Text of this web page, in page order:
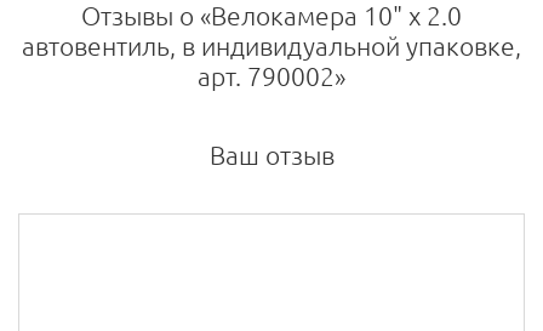
Отзывы о «Велокамера 10" x 2.0
автовентиль, в индивидуальной упаковке,
арт. 790002»
Ваш отзыв